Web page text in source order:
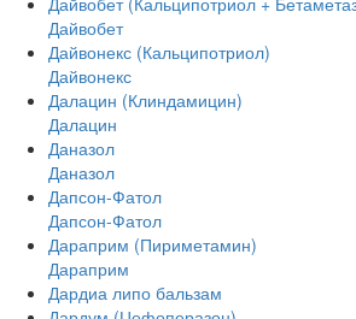
Дайвобет
Дайвонекс (Кальципотриол)
Дайвонекс
Далацин (Клиндамицин)
Далацин
Даназол
Даназол
Дапсон-Фатол
Дапсон-Фатол
Дараприм (Пириметамин)
Дараприм
Дардиа липо бальзам